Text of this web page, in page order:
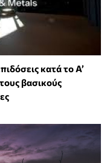
κατά το Α’
βασικούς